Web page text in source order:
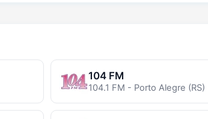
104 FM
104.1 FM - Porto Alegre (RS)